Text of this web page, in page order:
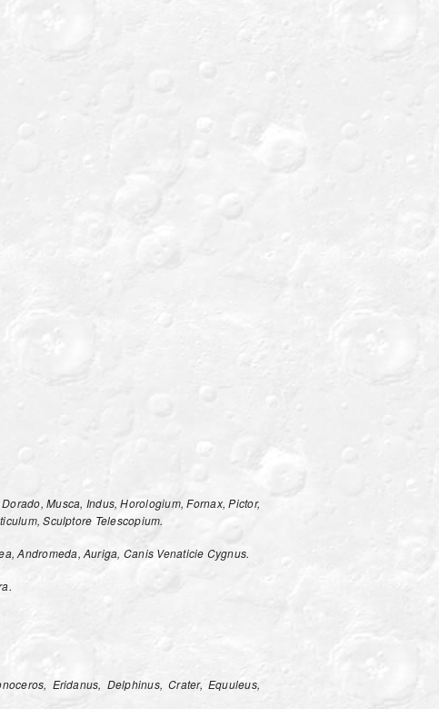
Musca, Indus, Horologium, Fornax, Pictor,
Sculptore Telescopium.
Andromeda, Auriga, Canis Venaticie Cygnus.
Eridanus, Delphinus, Crater, Equuleus,